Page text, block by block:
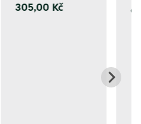
305,00 Kč